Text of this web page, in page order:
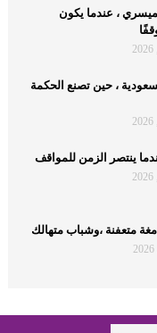
، عندما يكون
، حين تصنع الحكمة
الزمن للمواقف
،وشباب متهالك